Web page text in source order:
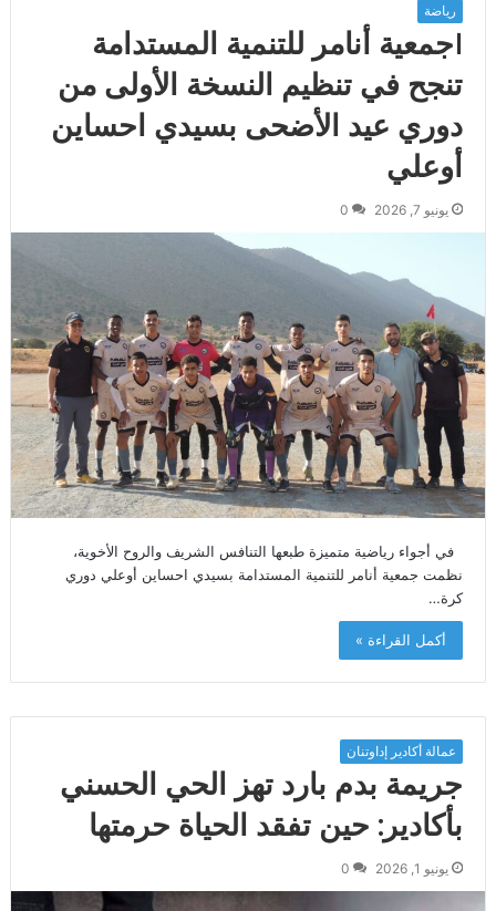
رياضة
Iجمعية أنامر للتنمية المستدامة
تنجح في تنظيم النسخة الأولى من
دوري عيد الأضحى بسيدي احساين
أوعلي
يونيو 7, 2026 0
في أجواء رياضية متميزة طبعها التنافس الشريف والروح الأخوية،
نظمت جمعية أنامر للتنمية المستدامة بسيدي احساين أوعلي دوري
كرة…
أكمل القراءة »
عمالة أكادير إداوتنان
جريمة بدم بارد تهز الحي الحسني
بأكادير: حين تفقد الحياة حرمتها
يونيو 1, 2026 0